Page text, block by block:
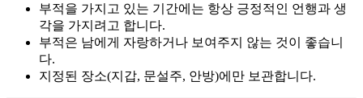
부적을 가지고 있는 기간에는 항상 긍정적인 언행과 생
각을 가지려고 합니다.
부적은 남에게 자랑하거나 보여주지 않는 것이 좋습니
다.
지정된 장소(지갑, 문설주, 안방)에만 보관합니다.